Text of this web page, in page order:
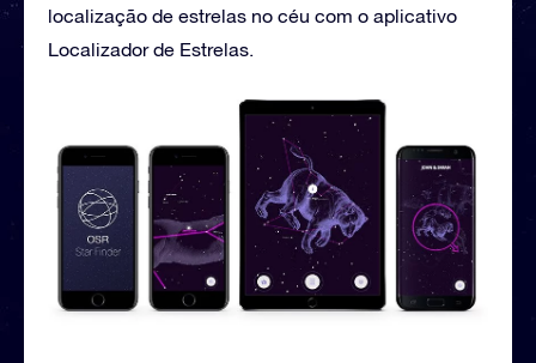
localização de estrelas no céu com o aplicativo
Localizador de Estrelas.